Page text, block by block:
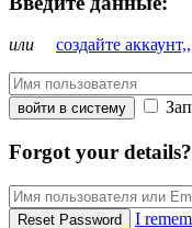
или создайте
войти в систему
Forgot your details?
Reset Password I